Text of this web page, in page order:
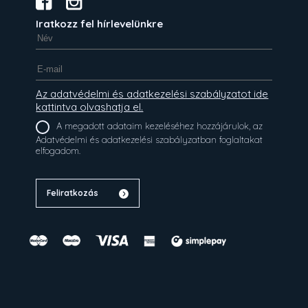
Iratkozz fel hírlevelünkre
Az adatvédelmi és adatkezelési szabályzatot ide
kattintva olvashatja el.
A megadott adataim kezeléséhez hozzájárulok, az
Adatvédelmi és adatkezelési szabályzatban foglaltakat
elfogadom.
Feliratkozás